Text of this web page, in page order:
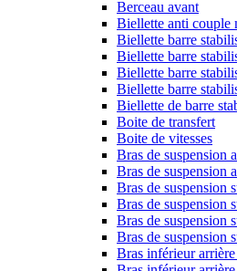
Berceau avant
Biellette anti couple
Biellette barre
Biellette barre
Biellette barre
Biellette barre
Biellette de barre
Boite de transfert
Boite de vitesses
Bras de suspension
Bras de suspension
Bras de suspension
Bras de suspension
Bras de suspension
Bras de suspension
Bras inférieur